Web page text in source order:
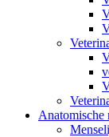
Anatomische